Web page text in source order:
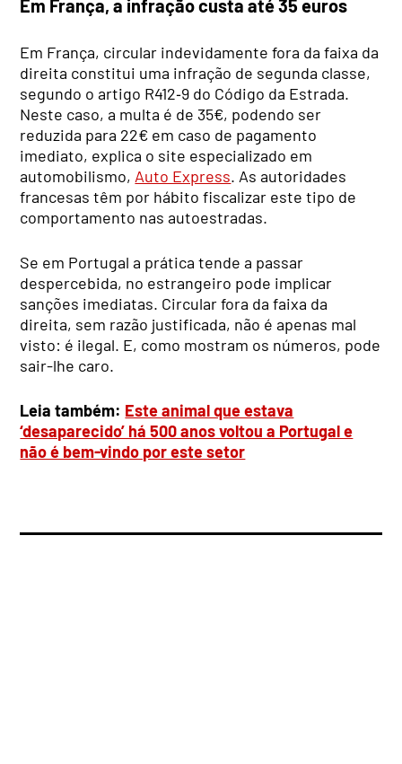
Em França, a infração custa até 35 euros
Em França, circular indevidamente fora da faixa da
direita constitui uma infração de segunda classe,
segundo o artigo R412‑9 do Código da Estrada.
Neste caso, a multa é de 35€, podendo ser
reduzida para 22€ em caso de pagamento
imediato, explica o site especializado em
automobilismo, Auto Express. As autoridades
francesas têm por hábito fiscalizar este tipo de
comportamento nas autoestradas.
Se em Portugal a prática tende a passar
despercebida, no estrangeiro pode implicar
sanções imediatas. Circular fora da faixa da
direita, sem razão justificada, não é apenas mal
visto: é ilegal. E, como mostram os números, pode
sair-lhe caro.
Leia também: Este animal que estava
‘desaparecido’ há 500 anos voltou a Portugal e
não é bem-vindo por este setor